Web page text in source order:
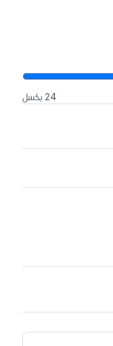
24 بكسل